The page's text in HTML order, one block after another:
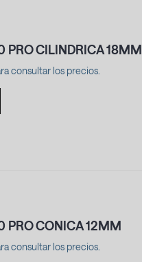
PRO CILINDRICA 18MM
consultar los precios.
PRO CONICA 12MM
consultar los precios.